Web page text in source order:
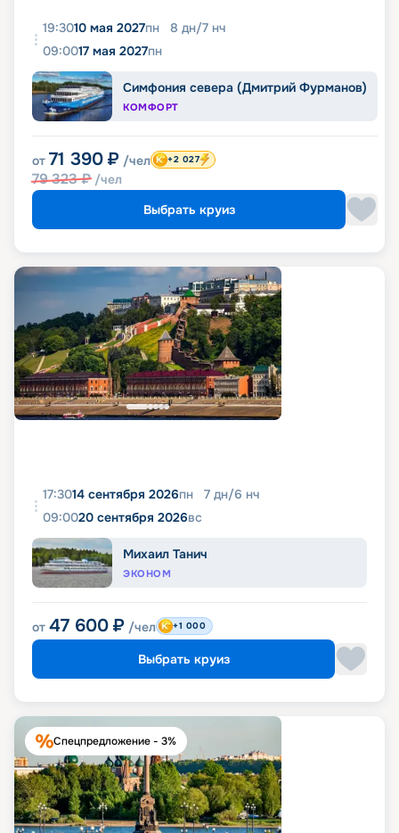
19:3010 мая 2027пн 8 дн/7 нч
09:0017 мая 2027пн
Симфония севера (Дмитрий Фурманов)
КОМФОРТ
от 71 390 ₽ /чел
79 323₽ /чел
+2 027
Выбрать круиз
17:3014 сентября 2026пн 7 дн/6 нч
09:0020 сентября 2026вс
Михаил Танич
ЭКОНОМ
от 47 600 ₽ /чел +1 000
Выбрать круиз
Спецпредложение - 3%